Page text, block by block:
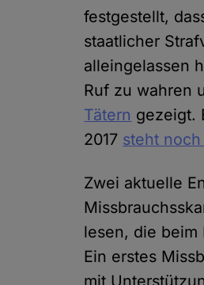
festgestellt,
staatlicher
alleingelassen
Ruf zu wahren
Tätern gezeigt.
2017 steht noch
Zwei aktuelle
lesen, die beim
Ein erstes